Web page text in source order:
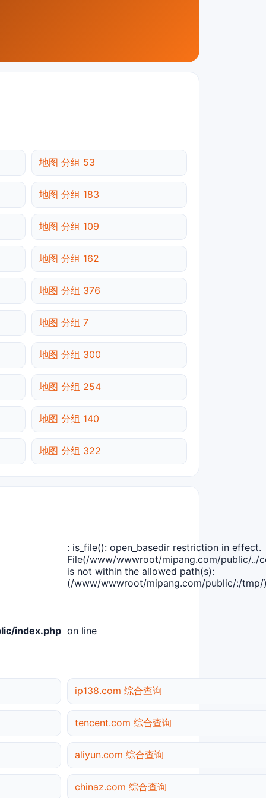
地图 分组 53
地图 分组 183
地图 分组 109
地图 分组 162
地图 分组 376
地图 分组 7
地图 分组 300
地图 分组 254
地图 分组 140
地图 分组 322
: is_file(): open_basedir restriction in effect.
File(/www/wwwroot/mipang.com/public/../
is not within the allowed path(s):
(/www/wwwroot/mipang.com/public/:/tmp/
index.php on line
ip138.com 综合查询
tencent.com 综合查询
aliyun.com 综合查询
chinaz.com 综合查询